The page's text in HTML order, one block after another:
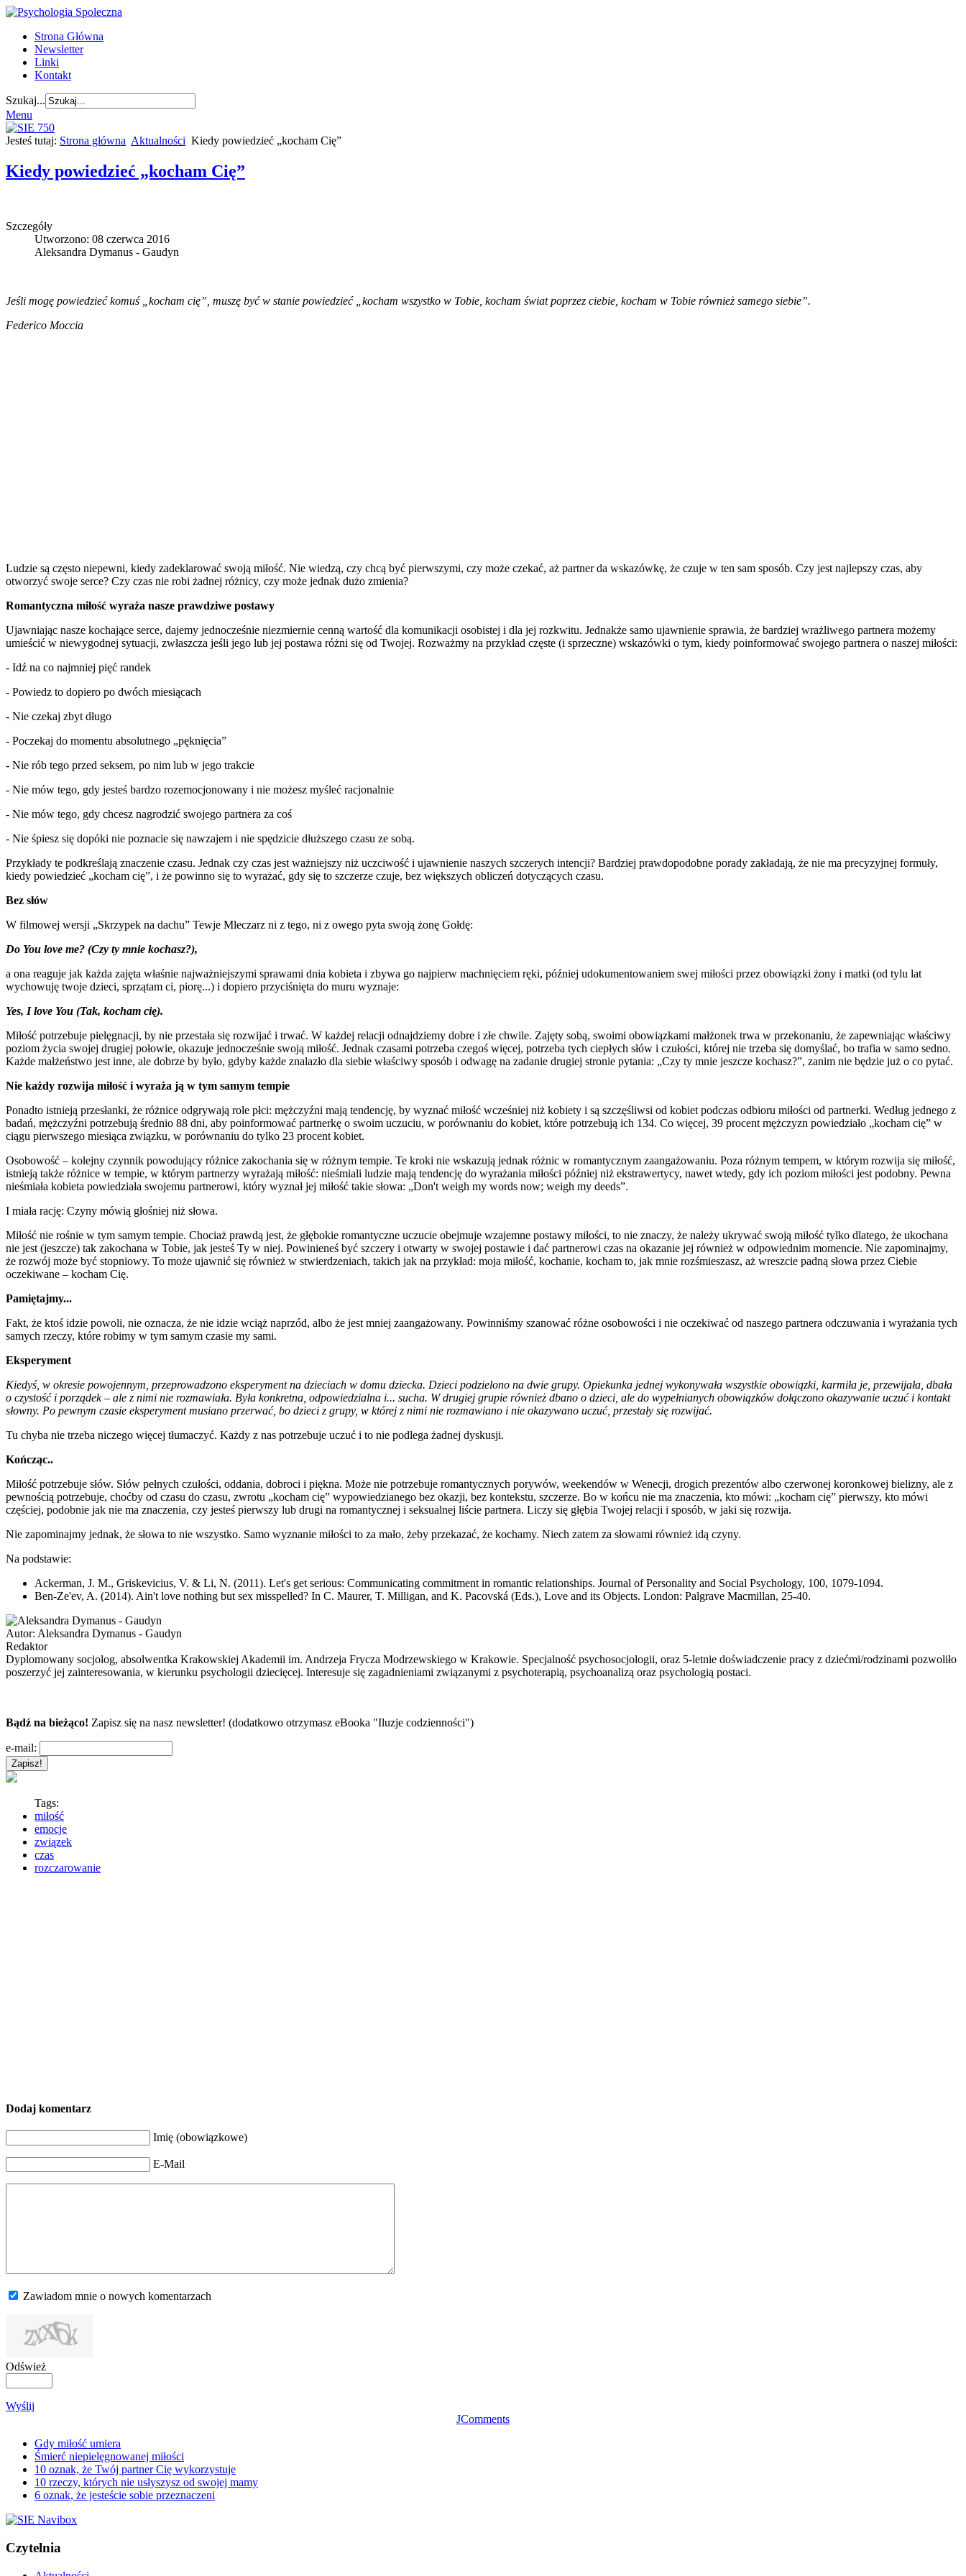
Strona Główna
Newsletter
Linki
Kontakt
Szukaj...
Menu
Jesteś tutaj: Strona główna Aktualności Kiedy powiedzieć „kocham Cię”
Kiedy powiedzieć „kocham Cię”
Szczegóły
Utworzono: 08 czerwca 2016
Aleksandra Dymanus - Gaudyn
Jeśli mogę powiedzieć komuś „kocham cię”, muszę być w stanie powiedzieć „kocham wszystko w Tobie, kocham świat poprzez ciebie, kocham w Tobie również samego siebie”.
Federico Moccia
Ludzie są często niepewni, kiedy zadeklarować swoją miłość. Nie wiedzą, czy chcą być pierwszymi, czy może czekać, aż partner da wskazówkę, że czuje w ten sam sposób. Czy jest najlepszy czas, aby
otworzyć swoje serce? Czy czas nie robi żadnej różnicy, czy może jednak dużo zmienia?
Romantyczna miłość wyraża nasze prawdziwe postawy
Ujawniając nasze kochające serce, dajemy jednocześnie niezmiernie cenną wartość dla komunikacji osobistej i dla jej rozkwitu. Jednakże samo ujawnienie sprawia, że bardziej wrażliwego partnera możemy
umieścić w niewygodnej sytuacji, zwłaszcza jeśli jego lub jej postawa różni się od Twojej. Rozważmy na przykład częste (i sprzeczne) wskazówki o tym, kiedy poinformować swojego partnera o naszej miłości:
- Idź na co najmniej pięć randek
- Powiedz to dopiero po dwóch miesiącach
- Nie czekaj zbyt długo
- Poczekaj do momentu absolutnego „pęknięcia”
- Nie rób tego przed seksem, po nim lub w jego trakcie
- Nie mów tego, gdy jesteś bardzo rozemocjonowany i nie możesz myśleć racjonalnie
- Nie mów tego, gdy chcesz nagrodzić swojego partnera za coś
- Nie śpiesz się dopóki nie poznacie się nawzajem i nie spędzicie dłuższego czasu ze sobą.
Przykłady te podkreślają znaczenie czasu. Jednak czy czas jest ważniejszy niż uczciwość i ujawnienie naszych szczerych intencji? Bardziej prawdopodobne porady zakładają, że nie ma precyzyjnej formuły,
kiedy powiedzieć „kocham cię”, i że powinno się to wyrażać, gdy się to szczerze czuje, bez większych obliczeń dotyczących czasu.
Bez słów
W filmowej wersji „Skrzypek na dachu” Tewje Mleczarz ni z tego, ni z owego pyta swoją żonę Gołdę:
Do You love me? (Czy ty mnie kochasz?),
a ona reaguje jak każda zajęta właśnie najważniejszymi sprawami dnia kobieta i zbywa go najpierw machnięciem ręki, później udokumentowaniem swej miłości przez obowiązki żony i matki (od tylu lat
wychowuję twoje dzieci, sprzątam ci, piorę...) i dopiero przyciśnięta do muru wyznaje:
Yes, I love You (Tak, kocham cię).
Miłość potrzebuje pielęgnacji, by nie przestała się rozwijać i trwać. W każdej relacji odnajdziemy dobre i złe chwile. Zajęty sobą, swoimi obowiązkami małżonek trwa w przekonaniu, że zapewniając właściwy
poziom życia swojej drugiej połowie, okazuje jednocześnie swoją miłość. Jednak czasami potrzeba czegoś więcej, potrzeba tych ciepłych słów i czułości, której nie trzeba się domyślać, bo trafia w samo sedno.
Każde małżeństwo jest inne, ale dobrze by było, gdyby każde znalazło dla siebie właściwy sposób i odwagę na zadanie drugiej stronie pytania: „Czy ty mnie jeszcze kochasz?”, zanim nie będzie już o co pytać.
Nie każdy rozwija miłość i wyraża ją w tym samym tempie
Ponadto istnieją przesłanki, że różnice odgrywają role płci: mężczyźni mają tendencję, by wyznać miłość wcześniej niż kobiety i są szczęśliwsi od kobiet podczas odbioru miłości od partnerki. Według jednego z
badań, mężczyźni potrzebują średnio 88 dni, aby poinformować partnerkę o swoim uczuciu, w porównaniu do kobiet, które potrzebują ich 134. Co więcej, 39 procent mężczyzn powiedziało „kocham cię” w
ciągu pierwszego miesiąca związku, w porównaniu do tylko 23 procent kobiet.
Osobowość – kolejny czynnik powodujący różnice zakochania się w różnym tempie. Te kroki nie wskazują jednak różnic w romantycznym zaangażowaniu. Poza różnym tempem, w którym rozwija się miłość,
istnieją także różnice w tempie, w którym partnerzy wyrażają miłość: nieśmiali ludzie mają tendencję do wyrażania miłości później niż ekstrawertycy, nawet wtedy, gdy ich poziom miłości jest podobny. Pewna
nieśmiała kobieta powiedziała swojemu partnerowi, który wyznał jej miłość takie słowa: „Don't weigh my words now; weigh my deeds”.
I miała rację: Czyny mówią głośniej niż słowa.
Miłość nie rośnie w tym samym tempie. Chociaż prawdą jest, że głębokie romantyczne uczucie obejmuje wzajemne postawy miłości, to nie znaczy, że należy ukrywać swoją miłość tylko dlatego, że ukochana
nie jest (jeszcze) tak zakochana w Tobie, jak jesteś Ty w niej. Powinieneś być szczery i otwarty w swojej postawie i dać partnerowi czas na okazanie jej również w odpowiednim momencie. Nie zapominajmy,
że rozwój może być stopniowy. To może ujawnić się również w stwierdzeniach, takich jak na przykład: moja miłość, kochanie, kocham to, jak mnie rozśmieszasz, aż wreszcie padną słowa przez Ciebie
oczekiwane – kocham Cię.
Pamiętajmy...
Fakt, że ktoś idzie powoli, nie oznacza, że nie idzie wciąż naprzód, albo że jest mniej zaangażowany. Powinniśmy szanować różne osobowości i nie oczekiwać od naszego partnera odczuwania i wyrażania tych
samych rzeczy, które robimy w tym samym czasie my sami.
Eksperyment
Kiedyś, w okresie powojennym, przeprowadzono eksperyment na dzieciach w domu dziecka. Dzieci podzielono na dwie grupy. Opiekunka jednej wykonywała wszystkie obowiązki, karmiła je, przewijała, dbała
o czystość i porządek – ale z nimi nie rozmawiała. Była konkretna, odpowiedzialna i... sucha. W drugiej grupie również dbano o dzieci, ale do wypełnianych obowiązków dołączono okazywanie uczuć i kontakt
słowny. Po pewnym czasie eksperyment musiano przerwać, bo dzieci z grupy, w której z nimi nie rozmawiano i nie okazywano uczuć, przestały się rozwijać.
Tu chyba nie trzeba niczego więcej tłumaczyć. Każdy z nas potrzebuje uczuć i to nie podlega żadnej dyskusji.
Kończąc..
Miłość potrzebuje słów. Słów pełnych czułości, oddania, dobroci i piękna. Może nie potrzebuje romantycznych porywów, weekendów w Wenecji, drogich prezentów albo czerwonej koronkowej bielizny, ale z
pewnością potrzebuje, choćby od czasu do czasu, zwrotu „kocham cię” wypowiedzianego bez okazji, bez kontekstu, szczerze. Bo w końcu nie ma znaczenia, kto mówi: „kocham cię” pierwszy, kto mówi
częściej, podobnie jak nie ma znaczenia, czy jesteś pierwszy lub drugi na romantycznej i seksualnej liście partnera. Liczy się głębia Twojej relacji i sposób, w jaki się rozwija.
Nie zapominajmy jednak, że słowa to nie wszystko. Samo wyznanie miłości to za mało, żeby przekazać, że kochamy. Niech zatem za słowami również idą czyny.
Na podstawie:
Ackerman, J. M., Griskevicius, V. & Li, N. (2011). Let's get serious: Communicating commitment in romantic relationships. Journal of Personality and Social Psychology, 100, 1079-1094.
Ben-Ze'ev, A. (2014). Ain't love nothing but sex misspelled? In C. Maurer, T. Milligan, and K. Pacovská (Eds.), Love and its Objects. London: Palgrave Macmillan, 25-40.
Autor: Aleksandra Dymanus - Gaudyn
Redaktor
Dyplomowany socjolog, absolwentka Krakowskiej Akademii im. Andrzeja Frycza Modrzewskiego w Krakowie. Specjalność psychosocjologii, oraz 5-letnie doświadczenie pracy z dziećmi/rodzinami pozwoliło
poszerzyć jej zainteresowania, w kierunku psychologii dziecięcej. Interesuje się zagadnieniami związanymi z psychoterapią, psychoanalizą oraz psychologią postaci.
Bądź na bieżąco! Zapisz się na nasz newsletter! (dodatkowo otrzymasz eBooka "Iluzje codzienności")
e-mail:
Tags:
miłość
emocje
związek
czas
rozczarowanie
Dodaj komentarz
Imię (obowiązkowe)
E-Mail
Zawiadom mnie o nowych komentarzach
Odśwież
Wyślij
JComments
Gdy miłość umiera
Śmierć niepielęgnowanej miłości
10 oznak, że Twój partner Cię wykorzystuje
10 rzeczy, których nie usłyszysz od swojej mamy
6 oznak, że jesteście sobie przeznaczeni
Czytelnia